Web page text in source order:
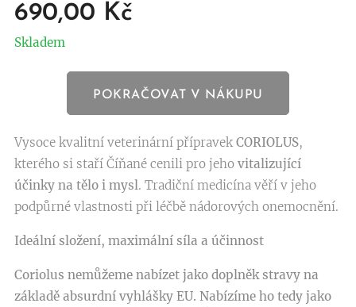
690,00 Kč
Skladem
POKRAČOVAT V NÁKUPU
Vysoce kvalitní veterinární přípravek CORIOLUS,
kterého si staří Číňané cenili pro jeho vitalizující
účinky na tělo i mysl. Tradiční medicína věří v jeho
podpůrné vlastnosti při léčbě nádorových onemocnění.
Ideální složení, maximální síla a účinnost
Coriolus nemůžeme nabízet jako doplněk stravy na
základě absurdní vyhlášky EU. Nabízíme ho tedy jako